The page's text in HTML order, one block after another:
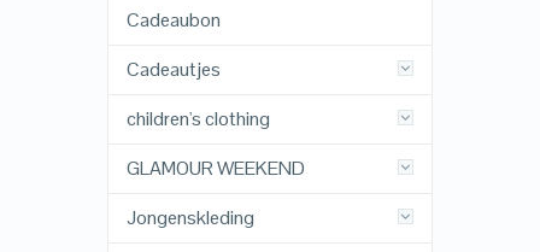
Cadeaubon
Cadeautjes
children's clothing
GLAMOUR WEEKEND
Jongenskleding